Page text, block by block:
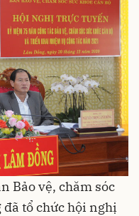
Bảo vệ, chăm sóc
tổ chức hội nghị